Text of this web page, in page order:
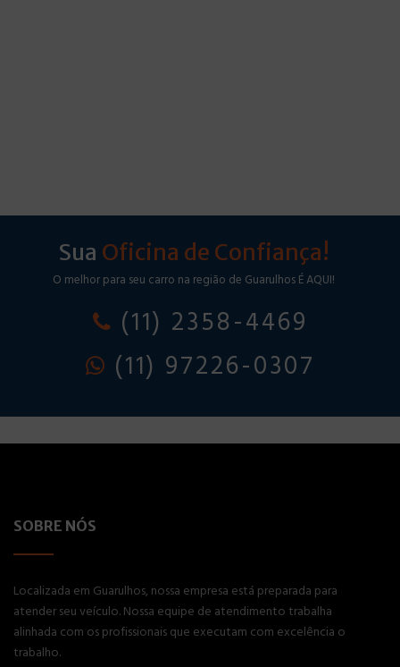
Sua Oficina de Confiança!
O melhor para seu carro na região de Guarulhos É AQUI!
(11) 2358-4469
(11) 97226-0307
SOBRE NÓS
Localizada em Guarulhos, nossa empresa está preparada para
atender seu veículo. Nossa equipe de atendimento trabalha
alinhada com os profissionais que executam com excelência o
trabalho.